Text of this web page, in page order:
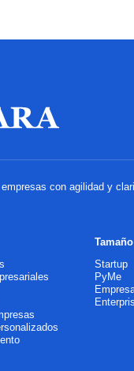
con agilidad y
Tamaño
Startup
PyMe